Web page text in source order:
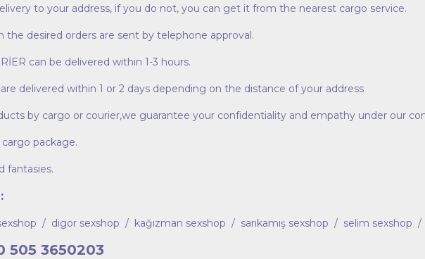
to your address, if you do not, you can get it from the nearest cargo service.
the desired orders are sent by telephone approval.
can be delivered within 1-3 hours.
delivered within 1 or 2 days depending on the distance of your address
by cargo or courier,we guarantee your confidentiality and empathy under our
package.
fantasies.
/ digor sexshop / kağızman sexshop / sarıkamış sexshop / selim sexshop /
505 3650203